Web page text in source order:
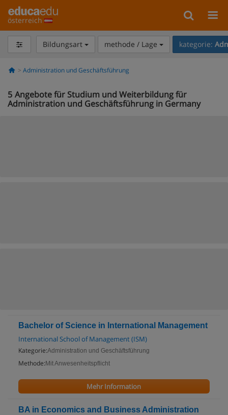
österreich
Bildungsart methode / Lage kategorie:
Administration und Geschäftsführung
5 Angebote für Studium und Weiterbildung für
Administration und Geschäftsführung in Germany
Bachelor of Science in International Management
International School of Management (ISM)
Kategorie:Administration und Geschäftsführung
Methode: Mit Anwesenheitspflicht
Mehr Information
BA in Economics and Business Administration